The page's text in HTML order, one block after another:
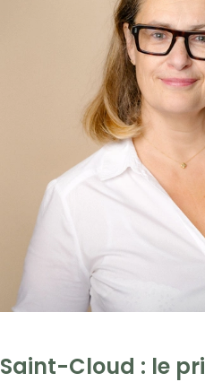
Saint-Cloud : le